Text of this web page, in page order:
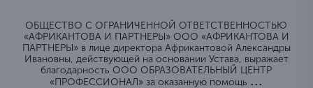
ОБЩЕСТВО C ОГРАНИЧЕННОЙ ОТВЕТСТВЕННОСТЬЮ
«АФРИКАНТОВА И ПАРТНЕРЫ» ООО «АФРИКАНТОВА И
ПАРТНЕРЫ» в лице директора Африкантовой Александры
Ивановны, действующей на основании Устава, выражает
благодарность ООО ОБРАЗОВАТЕЛЬНЫЙ ЦЕНТР
«ПРОФЕССИОНАЛ» за оказанную помощь ...